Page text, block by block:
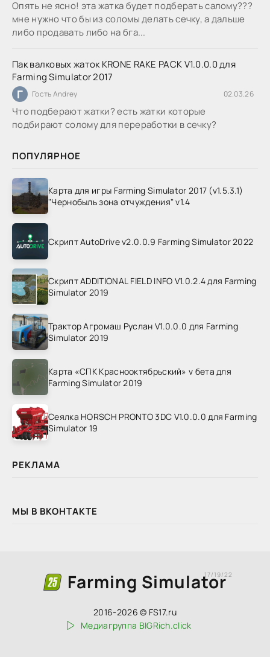
Опять не ясно! эта жатка будет подберать салому???
мне нужно что бы из соломы делать сечку, а дальше
либо продавать либо на бга...
Пак валковых жаток KRONE RAKE PACK V1.0.0.0 для
Farming Simulator 2017
Г Гость Andrey 02.03.26
Что подберают жатки? есть жатки которые
подбирают солому для переработки в сечку?
ПОПУЛЯРНОЕ
Карта для игры Farming Simulator 2017 (v1.5.3.1)
"Чернобыль зона отчуждения" v1.4
Скрипт AutoDrive v2.0.0.9 Farming Simulator 2022
Скрипт ADDITIONAL FIELD INFO V1.0.2.4 для Farming
Simulator 2019
Трактор Агромаш Руслан V1.0.0.0 для Farming
Simulator 2019
Карта «СПК Краснооктябрьский» v бета для
Farming Simulator 2019
Сеялка HORSCH PRONTO 3DC V1.0.0.0 для Farming
Simulator 19
РЕКЛАМА
МЫ В ВКОНТАКТЕ
Farming Simulator
17/19/22
2016-2026 © FS17.ru
Медиагруппа BIGRich.click